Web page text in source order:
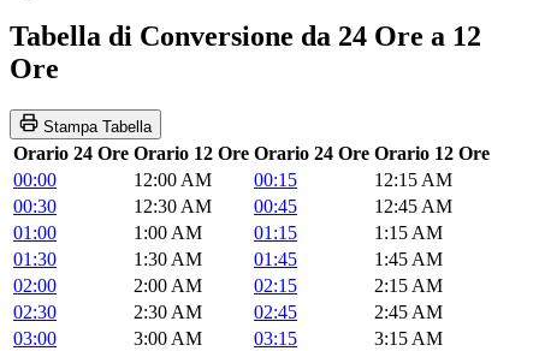
Tabella di Conversione da 24 Ore a 12
Ore
Stampa Tabella
Orario 24 Ore Orario 12 Ore Orario 24 Ore Orario 12 Ore
00:00
12:00 AM 00:15
12:15 AM
00:30
12:30 AM 00:45
12:45 AM
01:00
1:00 AM 01:15
1:15 AM
01:30
1:30 AM 01:45
1:45 AM
02:00
2:00 AM 02:15
2:15 AM
02:30
2:30 AM 02:45
2:45 AM
03:00
3:00 AM 03:15
3:15 AM